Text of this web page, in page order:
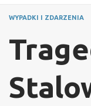
WYPADKI I ZDARZENIA